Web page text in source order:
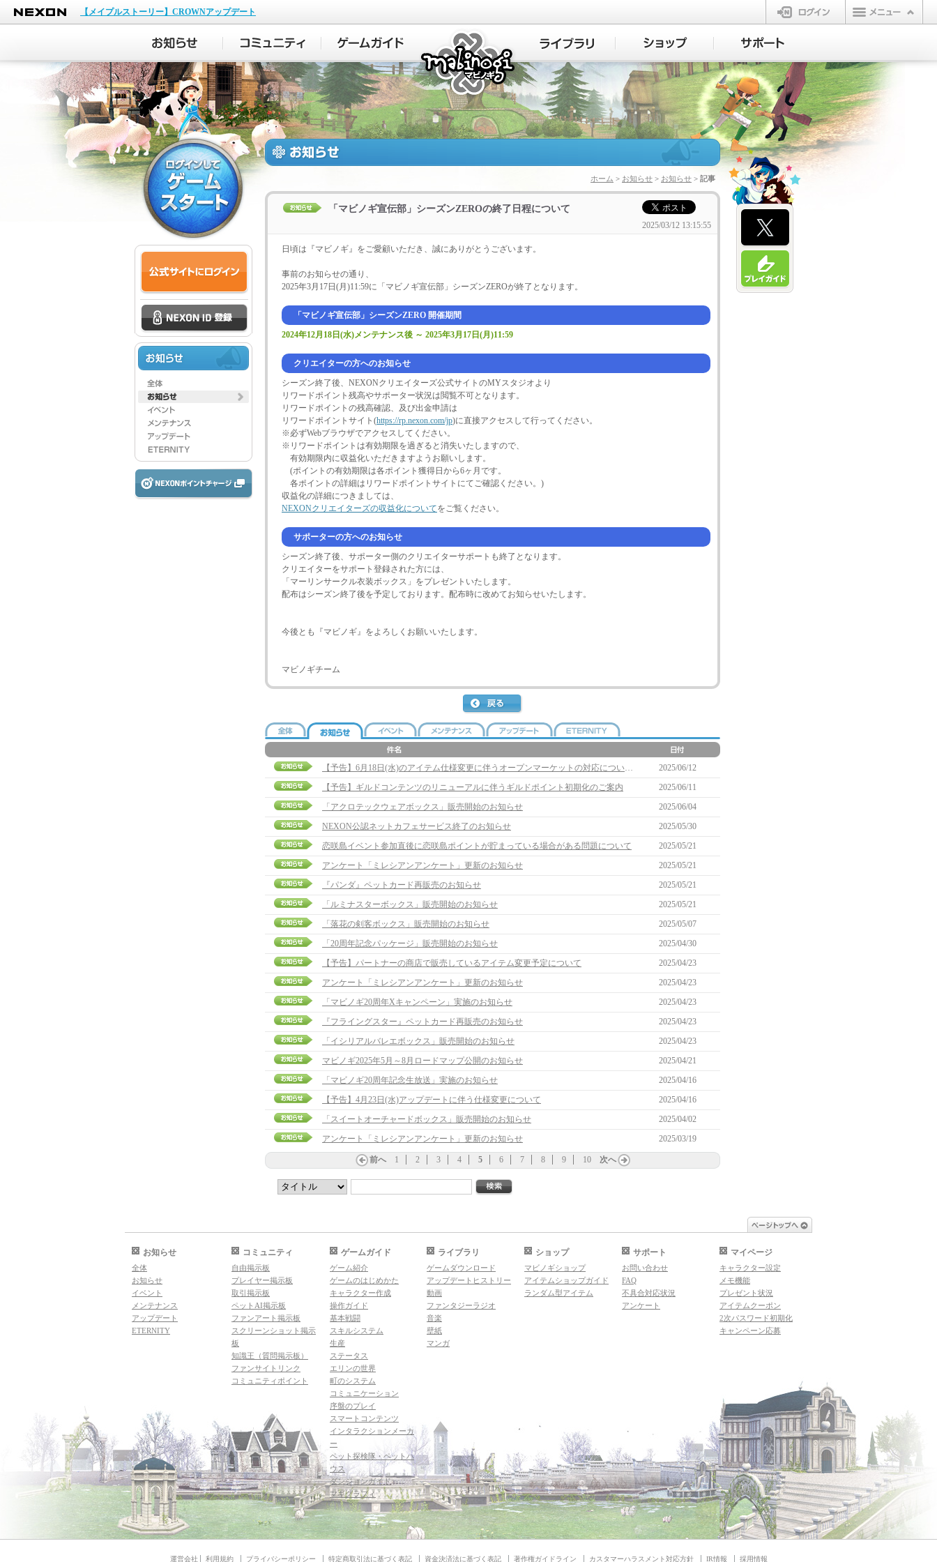
NEXON
【メイプルストーリー】CROWNアップデート
ログイン
マビノギ
ホーム > お知らせ > お知らせ > 記事
「マビノギ宣伝部」シーズンZEROの終了日程について
2025/03/12 13:15:55
日頃は『マビノギ』をご愛顧いただき、誠にありがとうございます。
事前のお知らせの通り、
2025年3月17日(月)11:59に「マビノギ宣伝部」シーズンZEROが終了となります。
「マビノギ宣伝部」シーズンZERO 開催期間
2024年12月18日(水)メンテナンス後 ～ 2025年3月17日(月)11:59
クリエイターの方へのお知らせ
シーズン終了後、NEXONクリエイターズ公式サイトのMYスタジオより
リワードポイント残高やサポーター状況は閲覧不可となります。
リワードポイントの残高確認、及び出金申請は
リワードポイントサイト(https://rp.nexon.com/jp)に直接アクセスして行ってください。
※必ずWebブラウザでアクセスしてください。
※リワードポイントは有効期限を過ぎると消失いたしますので、
有効期限内に収益化いただきますようお願いします。
(ポイントの有効期限は各ポイント獲得日から6ヶ月です。
各ポイントの詳細はリワードポイントサイトにてご確認ください。)
収益化の詳細につきましては、
NEXONクリエイターズの収益化についてをご覧ください。
サポーターの方へのお知らせ
シーズン終了後、サポーター側のクリエイターサポートも終了となります。
クリエイターをサポート登録された方には、
「マーリンサークル衣装ボックス」をプレゼントいたします。
配布はシーズン終了後を予定しております。配布時に改めてお知らせいたします。
今後とも『マビノギ』をよろしくお願いいたします。
マビノギチーム
【予告】6月18日(水)のアイテム仕様変更に伴うオープンマーケットの対応について(6/13 11:15追記)
2025/06/12
【予告】ギルドコンテンツのリニューアルに伴うギルドポイント初期化のご案内
2025/06/11
「アクロテックウェアボックス」販売開始のお知らせ
2025/06/04
NEXON公認ネットカフェサービス終了のお知らせ
2025/05/30
恋咲島イベント参加直後に恋咲島ポイントが貯まっている場合がある問題について
2025/05/21
アンケート「ミレシアンアンケート」更新のお知らせ
2025/05/21
『パンダ』ペットカード再販売のお知らせ
2025/05/21
「ルミナスターボックス」販売開始のお知らせ
2025/05/21
「落花の剣客ボックス」販売開始のお知らせ
2025/05/07
「20周年記念パッケージ」販売開始のお知らせ
2025/04/30
【予告】パートナーの商店で販売しているアイテム変更予定について
2025/04/23
アンケート「ミレシアンアンケート」更新のお知らせ
2025/04/23
「マビノギ20周年Xキャンペーン」実施のお知らせ
2025/04/23
『フライングスター』ペットカード再販売のお知らせ
2025/04/23
「イシリアルバレエボックス」販売開始のお知らせ
2025/04/23
マビノギ2025年5月～8月ロードマップ公開のお知らせ
2025/04/21
「マビノギ20周年記念生放送」実施のお知らせ
2025/04/16
【予告】4月23日(水)アップデートに伴う仕様変更について
2025/04/16
「スイートオーチャードボックス」販売開始のお知らせ
2025/04/02
アンケート「ミレシアンアンケート」更新のお知らせ
2025/03/19
前へ 1 2 3 4 5 6 7 8 9 10 次へ
お知らせ
全体
お知らせ
イベント
メンテナンス
アップデート
ETERNITY
コミュニティ
自由掲示板
プレイヤー掲示板
取引掲示板
ペットAI掲示板
ファンアート掲示板
スクリーンショット掲示
板
知識王（質問掲示板）
ファンサイトリンク
コミュニティポイント
ゲームガイド
ゲーム紹介
ゲームのはじめかた
キャラクター作成
操作ガイド
基本戦闘
スキルシステム
生産
ステータス
エリンの世界
町のシステム
コミュニケーション
序盤のプレイ
スマートコンテンツ
インタラクションメーカ
ー
ペット探検隊・ペットハ
ウス
ダンジョンガイド
マギグラフィ
ライブラリ
ゲームダウンロード
アップデートヒストリー
動画
ファンタジーラジオ
音楽
壁紙
マンガ
ショップ
マビノギショップ
アイテムショップガイド
ランダム型アイテム
サポート
お問い合わせ
FAQ
不具合対応状況
アンケート
マイページ
キャラクター設定
メモ機能
プレゼント状況
アイテムクーポン
2次パスワード初期化
キャンペーン応募
運営会社 利用規約 プライバシーポリシー 特定商取引法に基づく表記 資金決済法に基づく表記 著作権ガイドライン カスタマーハラスメント対応方針 IR情報 採用情報